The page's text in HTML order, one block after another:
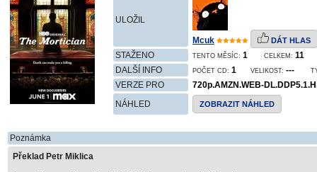
ULOŽIL
Mcuk DÁT HLAS
STAŽENO TENTO MĚSÍC: 1 CELKEM: 11
DALŠÍ INFO
POČET CD: 1 VELIKOST: ---
VERZE PRO
720p.AMZN.WEB-
NÁHLED
ZOBRAZIT NÁHLED
Poznámka
Překlad Petr Miklica